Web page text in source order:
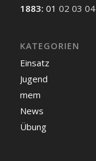
1883: 01 02 03 04
KATEGORIEN
Einsatz
Jugend
mem
News
Übung